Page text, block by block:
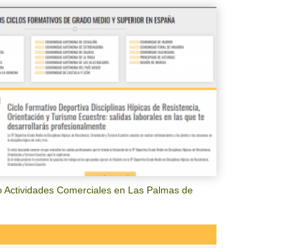
Actividades Comerciales en Las Palmas de